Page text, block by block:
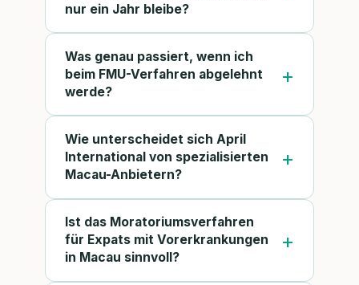
nur ein Jahr bleibe?
Was genau passiert, wenn ich
beim FMU-Verfahren abgelehnt
werde?
Wie unterscheidet sich April
International von spezialisierten
Macau-Anbietern?
Ist das Moratoriumsverfahren
für Expats mit Vorerkrankungen
in Macau sinnvoll?